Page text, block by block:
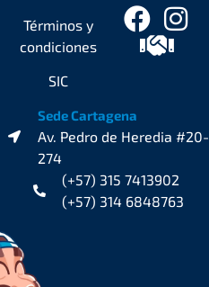
Términos y
condiciones
SIC
Sede Cartagena
Av. Pedro de Heredia #20-
274
(+57) 315 7413902
(+57) 314 6848763